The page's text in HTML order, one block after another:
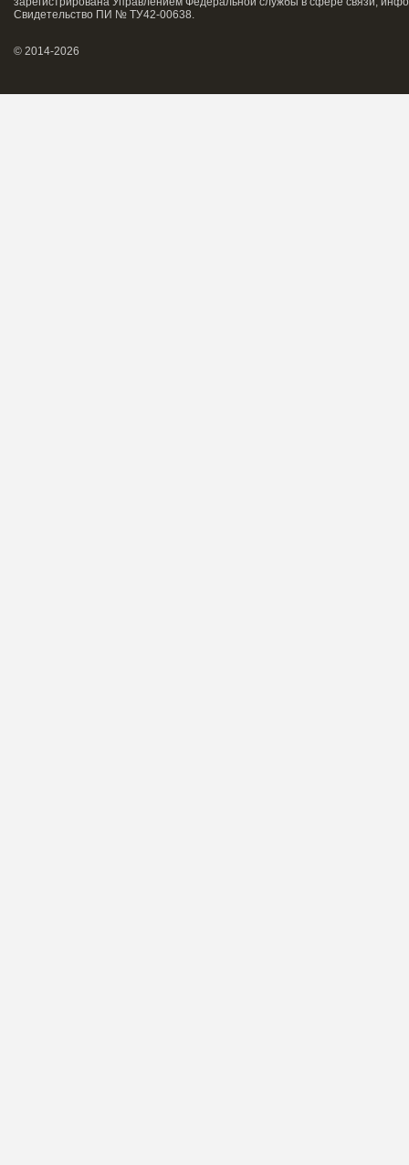
Свидетельство ПИ № ТУ42-00638.
© 2014-2026